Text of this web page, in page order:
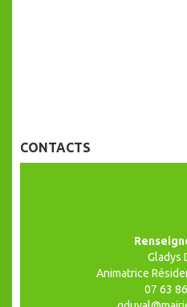
CONTACTS
Gladys
Animatrice
07 63